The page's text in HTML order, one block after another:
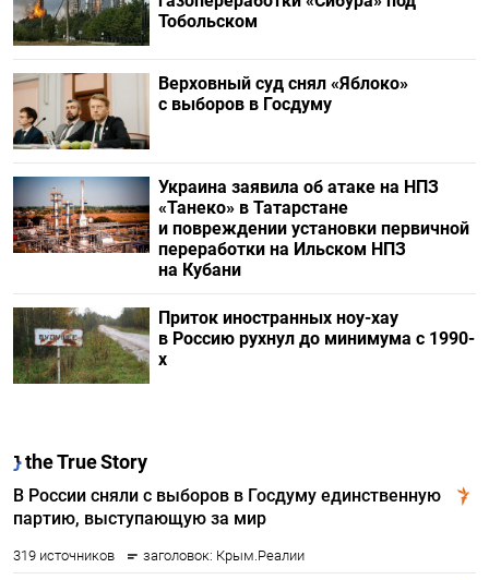
Тобольском
Верховный суд снял «Яблоко»
с выборов в Госдуму
Украина заявила об атаке на НПЗ
«Танеко» в Татарстане
и повреждении установки первичной
переработки на Ильском НПЗ
на Кубани
Приток иностранных ноу-хау
в Россию рухнул до минимума с 1990-
х